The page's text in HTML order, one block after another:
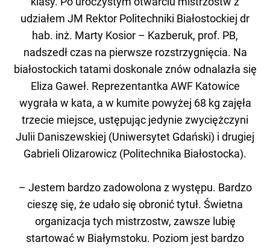
udziałem JM Rektor Politechniki Białostockiej dr
hab. inż. Marty Kosior – Kazberuk, prof. PB,
nadszedł czas na pierwsze rozstrzygnięcia. Na
białostockich tatami doskonale znów odnalazła się
Eliza Gaweł. Reprezentantka AWF Katowice
wygrała w kata, a w kumite powyżej 68 kg zajęła
trzecie miejsce, ustępując jedynie zwyciężczyni
Julii Daniszewskiej (Uniwersytet Gdański) i drugiej
Gabrieli Olizarowicz (Politechnika Białostocka).
– Jestem bardzo zadowolona z występu. Bardzo
cieszę się, że udało się obronić tytuł. Świetna
organizacja tych mistrzostw, zawsze lubię
startować w Białymstoku. Poziom jest bardzo